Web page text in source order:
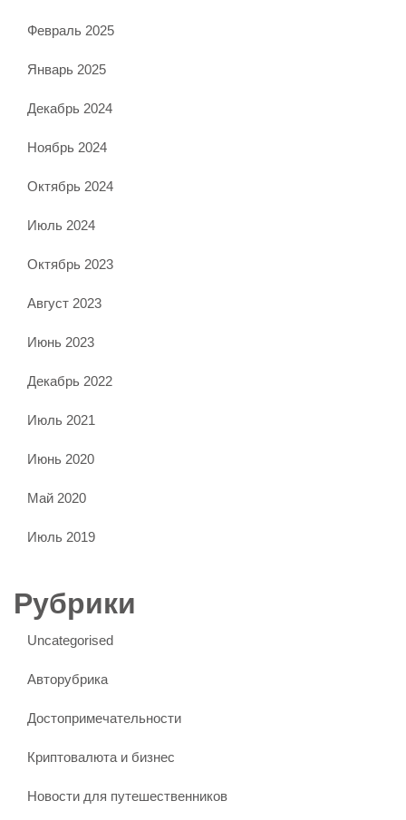
Февраль 2025
Январь 2025
Декабрь 2024
Ноябрь 2024
Октябрь 2024
Июль 2024
Октябрь 2023
Август 2023
Июнь 2023
Декабрь 2022
Июль 2021
Июнь 2020
Май 2020
Июль 2019
Рубрики
Uncategorised
Авторубрика
Достопримечательности
Криптовалюта и бизнес
Новости для путешественников